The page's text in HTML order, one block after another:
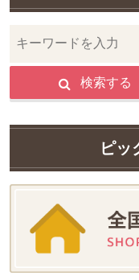
検索する
ピッ